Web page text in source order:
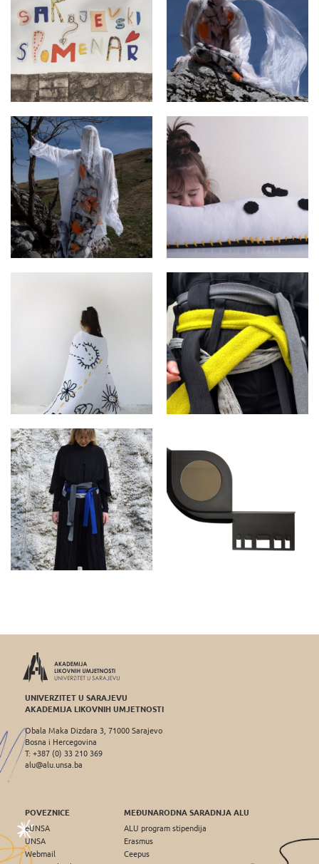
UNIVERZITET U SARAJEVU
AKADEMIJA LIKOVNIH UMJETNOSTI
Obala Maka Dizdara 3, 71000 Sarajevo
Bosna i Hercegovina
T: +387 (0) 33 210 369
alu@alu.unsa.ba
POVEZNICE
eUNSA
UNSA
Webmail
MEĐUNARODNA SARADNJA ALU
ALU program stipendija
Erasmus
Ceepus